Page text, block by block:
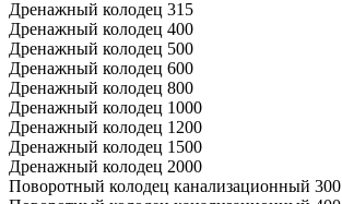
Дренажный колодец 315
Дренажный колодец 400
Дренажный колодец 500
Дренажный колодец 600
Дренажный колодец 800
Дренажный колодец 1000
Дренажный колодец 1200
Дренажный колодец 1500
Дренажный колодец 2000
Поворотный колодец канализационный 300